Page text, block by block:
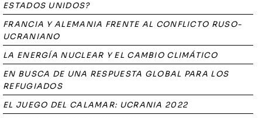
ESTADOS UNIDOS?
FRANCIA Y ALEMANIA FRENTE AL CONFLICTO RUSO-
UCRANIANO
LA ENERGÍA NUCLEAR Y EL CAMBIO CLIMÁTICO
EN BUSCA DE UNA RESPUESTA GLOBAL PARA LOS
REFUGIADOS
EL JUEGO DEL CALAMAR: UCRANIA 2022